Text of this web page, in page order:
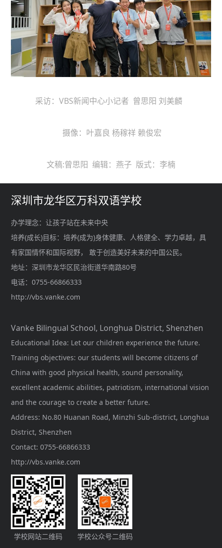
采访：VBS新闻中心小记者 曾思阳 刘美麟
摄像：叶嘉良 杨稼祥 赖俊宏
文稿:曾思阳 编辑：燕子 版式：李楠
深圳市龙华区万科双语学校
办学理念：让孩子站在未来中央
培养(成长)目标：培养(成为)身体健康、人格健全、学力卓越，具
有家国情怀和国际视野， 敢于创造美好未来的中国公民。
地址：深圳市龙华区民治街道华南路80号
电话：0755-66866333
http://vbs.vanke.com
Vanke Bilingual School, Longhua District, Shenzhen
Educational Idea: Let our children experience the future.
Training objectives: our students will become citizens of
China with good physical health, sound personality,
excellent academic abilities, patriotism, international vision
and the courage to create a better future.
Address: No.80 Huanan Road, Minzhi Sub-district, Longhua
District, Shenzhen
Contact: 0755-66866333
http://vbs.vanke.com
学校网站二维码
学校公众号二维码